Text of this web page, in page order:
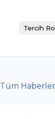
Tercih
Tüm